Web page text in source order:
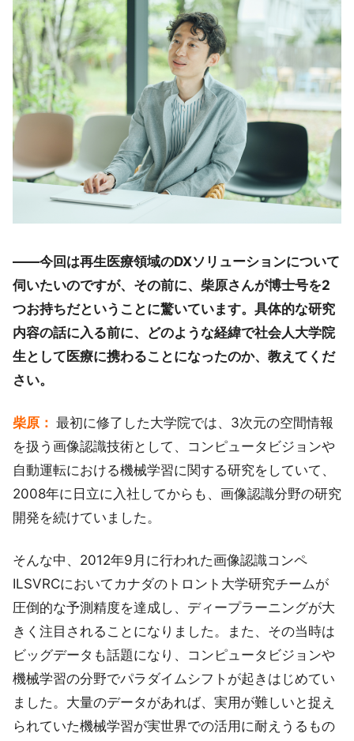
――今回は再生医療領域のDXソリューションについて
伺いたいのですが、その前に、柴原さんが博士号を2
つお持ちだということに驚いています。具体的な研究
内容の話に入る前に、どのような経緯で社会人大学院
生として医療に携わることになったのか、教えてくだ
さい。
柴原： 最初に修了した大学院では、3次元の空間情報
を扱う画像認識技術として、コンピュータビジョンや
自動運転における機械学習に関する研究をしていて、
2008年に日立に入社してからも、画像認識分野の研究
開発を続けていました。
そんな中、2012年9月に行われた画像認識コンペ
ILSVRCにおいてカナダのトロント大学研究チームが
圧倒的な予測精度を達成し、ディープラーニングが大
きく注目されることになりました。また、その当時は
ビッグデータも話題になり、コンピュータビジョンや
機械学習の分野でパラダイムシフトが起きはじめてい
ました。大量のデータがあれば、実用が難しいと捉え
られていた機械学習が実世界での活用に耐えうるもの